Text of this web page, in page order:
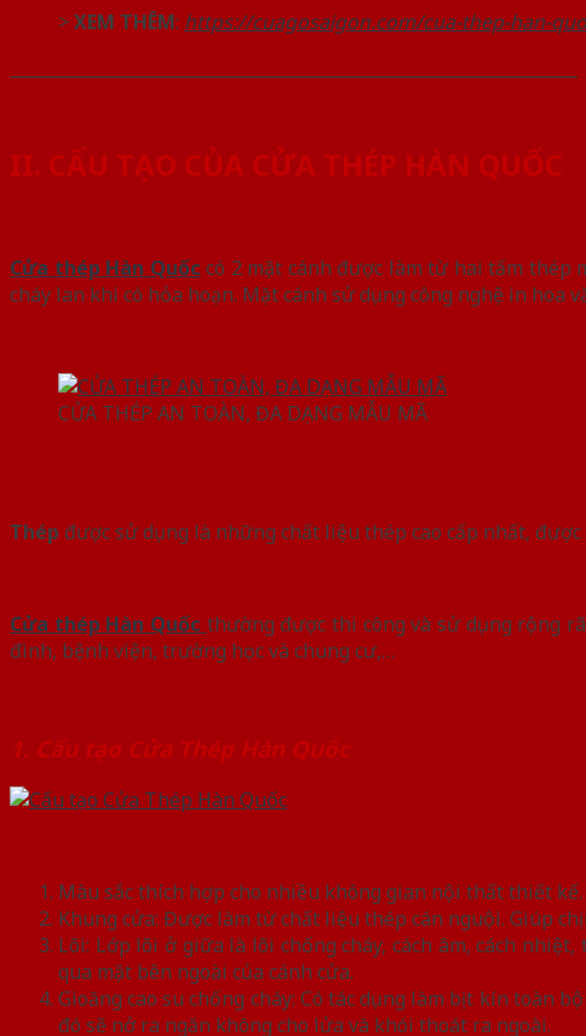
>XEM THÊM: https://cuagosaigon.com/cua-thep-han-
II. CẤU TẠO CỦA CỬA THÉP HÀN QUỐC
Cửa thép Hàn Quốc có 2 mặt cánh được làm từ hai tấm thép
cháy lan khi có hỏa hoạn. Mặt cánh sử dụng công nghệ in hoa
CỬA THÉP AN TOÀN, ĐA DẠNG MẪU MÃ
Thép được sử dụng là những chất liệu thép cao cấp nhất,
Cửa thép Hàn Quốc thường được thi công và sử dụng rộng
đình, bệnh viện, trường học và chung cư,…
1. Cấu tạo Cửa Thép Hàn Quốc
Màu sắc thích hợp cho nhiều không gian nội thất thiết kế.
Khung cửa: Được làm từ chất liệu thép cán nguội. Giúp
Lõi: Lớp lõi ở giữa là lõi chống cháy, cách âm, cách
qua mặt bên ngoài của cánh cửa.
Gioăng cao su chống cháy: Có tác dụng làm bịt kín toàn
đó sẽ nở ra ngăn không cho lửa và khói thoát ra ngoài.